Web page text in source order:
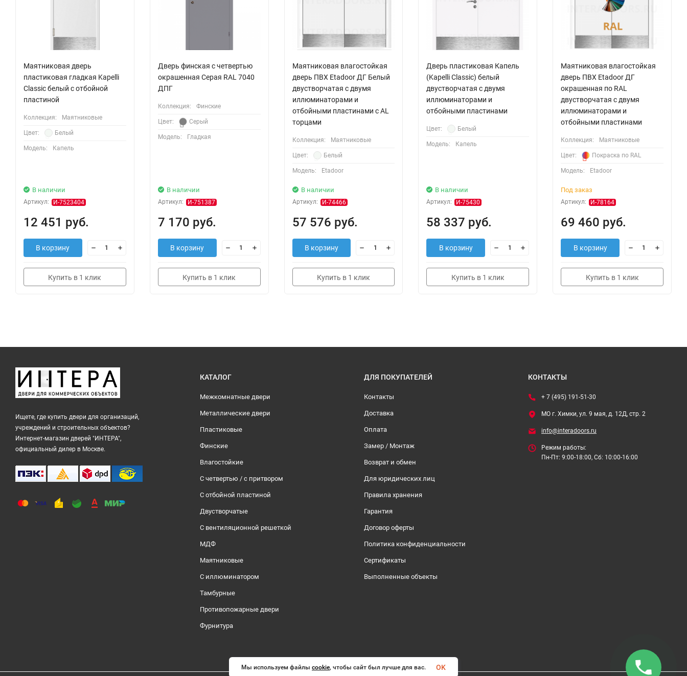
Маятниковая дверь
пластиковая гладкая Kapelli
Classic белый с отбойной
пластиной
Коллекция: Маятниковые
Цвет: Белый
Модель: Капель
В наличии
Артикул: И-7523404
12 451 руб.
В корзину
Купить в 1 клик
Дверь финская с четвертью
окрашенная Серая RAL 7040
ДПГ
Коллекция: Финские
Цвет: Серый
Модель: Гладкая
В наличии
Артикул: И-751387
7 170 руб.
В корзину
Купить в 1 клик
Маятниковая влагостойкая
дверь ПВХ Etadoor ДГ Белый
двустворчатая с двумя
иллюминаторами и
отбойными пластинами с AL
торцами
Коллекция: Маятниковые
Цвет: Белый
Модель: Etadoor
В наличии
Артикул: И-74466
57 576 руб.
В корзину
Купить в 1 клик
Дверь пластиковая Капель
(Kapelli Classic) белый
двустворчатая с двумя
иллюминаторами и
отбойными пластинами
Цвет: Белый
Модель: Капель
В наличии
Артикул: И-75430
58 337 руб.
В корзину
Купить в 1 клик
Маятниковая влагостойкая
дверь ПВХ Etadoor ДГ
окрашенная по RAL
двустворчатая с двумя
иллюминаторами и
отбойными пластинами
Коллекция: Маятниковые
Цвет: Покраска по RAL
Модель: Etadoor
Под заказ
Артикул: И-78164
69 460 руб.
В корзину
Купить в 1 клик
Ищете, где купить двери для организаций,
учреждений и строительных объектов?
Интернет-магазин дверей "ИНТЕРА",
официальный дилер в Москве.
КАТАЛОГ
Межкомнатные двери
Металлические двери
Пластиковые
Финские
Влагостойкие
С четвертью / с притвором
С отбойной пластиной
Двустворчатые
С вентиляционной решеткой
МДФ
Маятниковые
С иллюминатором
Тамбурные
Противопожарные двери
Фурнитура
ДЛЯ ПОКУПАТЕЛЕЙ
Контакты
Доставка
Оплата
Замер / Монтаж
Возврат и обмен
Для юридических лиц
Правила хранения
Гарантия
Договор оферты
Политика конфиденциальности
Сертификаты
Выполненные объекты
КОНТАКТЫ
+ 7 (495) 191-51-30
МО г. Химки, ул. 9 мая, д. 12Д, стр. 2
info@interadoors.ru
Режим работы:
Пн-Пт: 9:00-18:00, Сб: 10:00-16:00
Мы используем файлы cookie, чтобы сайт был лучше для вас. OK